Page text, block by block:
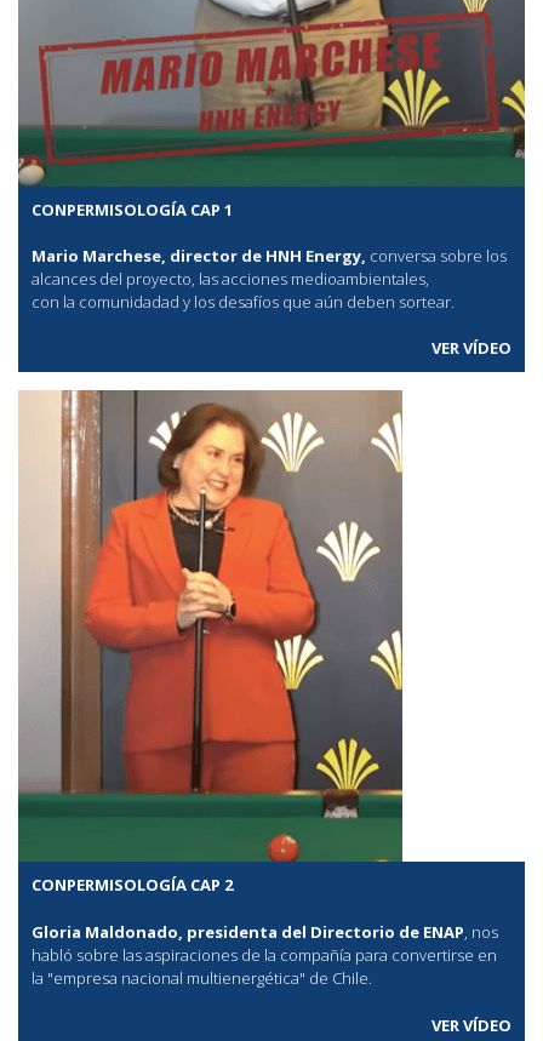
CONPERMISOLOGÍA CAP 1
Mario Marchese, director de HNH Energy, conversa sobre los
alcances del proyecto, las acciones medioambientales,
con la comunidadad y los desafíos que aún deben sortear.
VER VÍDEO
CONPERMISOLOGÍA CAP 2
Gloria Maldonado, presidenta del Directorio de ENAP, nos
habló sobre las aspiraciones de la compañía para convertirse en
la "empresa nacional multienergética" de Chile.
VER VÍDEO